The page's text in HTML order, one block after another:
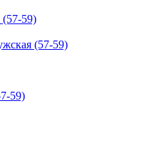
(57-59)
59)